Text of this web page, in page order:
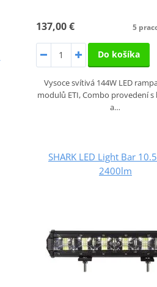
137,00 € 5
Do košíka
Vysoce svítivá 144W LED
modulů ETI, Combo provedení
a…
SHARK LED Light Bar
2400lm